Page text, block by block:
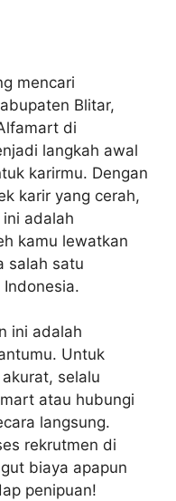
mencari
Blitar,
di
langkah awal
karirmu. Dengan
karir yang cerah,
adalah
kamu lewatkan
salah satu
ini adalah
Untuk
selalu
atau hubungi
langsung.
rekrutmen di
biaya apapun
penipuan!